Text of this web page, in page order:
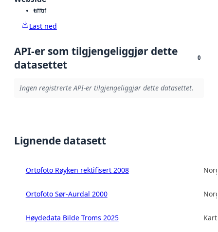
tifftif
Last ned
API-er som tilgjengeliggjør dette
datasettet
0
Ingen registrerte API-er tilgjengeliggjør dette datasettet.
Lignende datasett
Ortofoto Røyken rektifisert 2008
Ortofoto Sør-Aurdal 2000
Høydedata Bilde Troms 2025